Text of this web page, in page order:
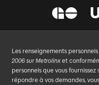
Les renseignements
2006 sur Metrolinx et
personnels que vous
répondre à vos demandes,